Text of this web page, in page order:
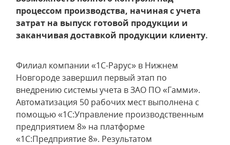
процессом производства, начиная с учета
затрат на выпуск готовой продукции и
заканчивая доставкой продукции клиенту.
Филиал компании «1С-Рарус» в Нижнем
Новгороде завершил первый этап по
внедрению системы учета в ЗАО ПО «Гамми».
Автоматизация 50 рабочих мест выполнена с
помощью «1С:Управление производственным
предприятием 8» на платформе
«1С:Предприятие 8». Результатом